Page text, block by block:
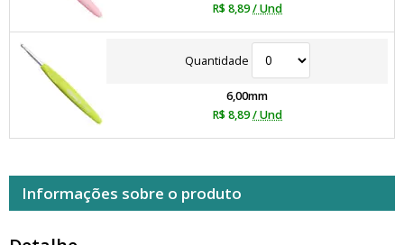
R$ 8,89/ Und
Quantidade
6,00mm
R$ 8,89/ Und
Informações sobre o produto